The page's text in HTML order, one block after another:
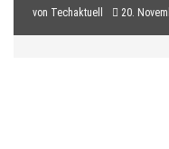
von Techaktuell 20.